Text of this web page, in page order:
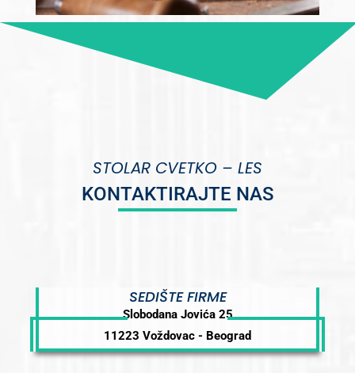
STOLAR CVETKO – LES
KONTAKTIRAJTE NAS
SEDIŠTE FIRME
Slobodana Jovića 25
11223 Voždovac - Beograd